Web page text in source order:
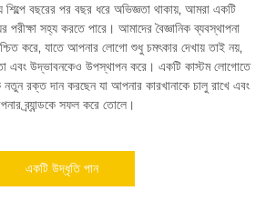
বছরের পর বছর ধরে অভিজ্ঞতা থাকায়, আমরা একটি
সহ্য করতে পারে। আমাদের বৈজ্ঞানিক ব্যবস্থাপনা
করে, যাতে আপনার লোগো শুধু চমৎকার দেখায় তাই নয়,
এবং উদ্ভাবনকেও উপস্থাপন করে। একটি কাস্টম লোগোতে
রক্ত ​​দান করছেন যা আপনার কারখানাকে চালু রাখে এবং
ব্র্যান্ডকে সফল করে তোলে।
একটি উদ্ধৃতি পান